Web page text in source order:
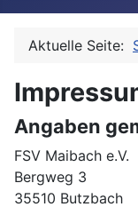
Aktuelle Seite:
Angaben
FSV Maibach e.V.
Bergweg 3
35510 Butzbach